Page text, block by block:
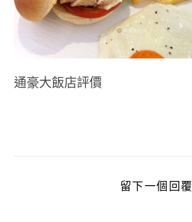
通豪大飯店評價
留下一個回覆